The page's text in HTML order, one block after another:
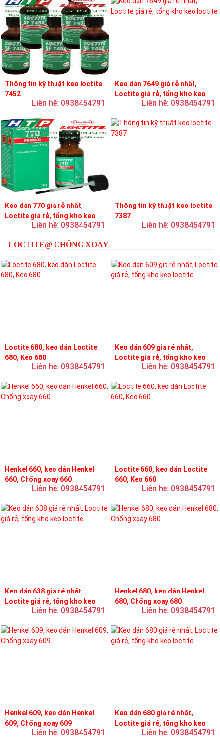
Thông tin kỹ thuật keo loctite
7452
Liên hệ: 0938454791
Keo dán 7649 giá rẻ nhất,
Loctite giá rẻ, tổng kho keo
Liên hệ: 0938454791
Keo dán 770 giá rẻ nhất,
Loctite giá rẻ, tổng kho keo
Liên hệ: 0938454791
Thông tin kỹ thuật keo loctite
7387
Liên hệ: 0938454791
LOCTITE@ CHỐNG XOAY
Loctite 680, keo dán Loctite
680, Keo 680
Liên hệ: 0938454791
Keo dán 609 giá rẻ nhất,
Loctite giá rẻ, tổng kho keo
Liên hệ: 0938454791
Henkel 660, keo dán Henkel
660, Chống xoay 660
Liên hệ: 0938454791
Loctite 660, keo dán Loctite
660, Keo 660
Liên hệ: 0938454791
Keo dán 638 giá rẻ nhất,
Loctite giá rẻ, tổng kho keo
Liên hệ: 0938454791
Henkel 680, keo dán Henkel
680, Chống xoay 680
Liên hệ: 0938454791
Henkel 609, keo dán Henkel
609, Chống xoay 609
Liên hệ: 0938454791
Keo dán 680 giá rẻ nhất,
Loctite giá rẻ, tổng kho keo
Liên hệ: 0938454791